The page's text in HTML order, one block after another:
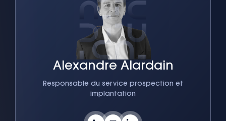
Alexandre Alardain
Responsable du service prospection et
implantation